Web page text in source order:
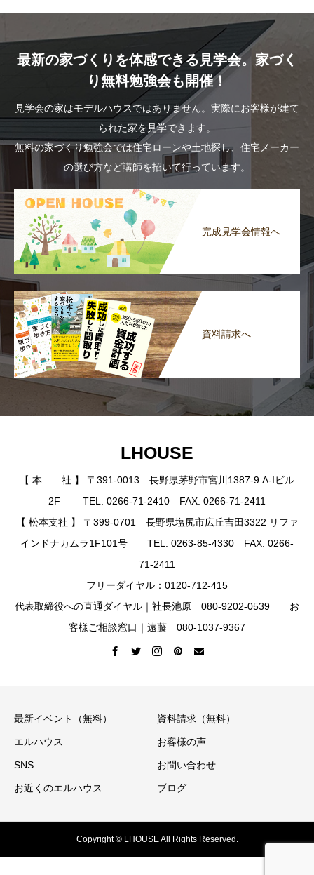
最新の家づくりを体感できる見学会。家づく
り無料勉強会も開催！
見学会の家はモデルハウスではありません。実際にお客様が建て
られた家を見学できます。
無料の家づくり勉強会では住宅ローンや土地探し、住宅メーカー
の選び方など講師を招いて行っています。
完成見学会情報へ
資料請求へ
LHOUSE
【 本 社 】 〒391-0013 長野県茅野市宮川1387-9 A-Iビル
2F TEL: 0266-71-2410 FAX: 0266-71-2411
【 松本支社 】 〒399-0701 長野県塩尻市広丘吉田3322 リファ
インドナカムラ1F101号 TEL: 0263-85-4330 FAX: 0266-
71-2411
フリーダイヤル：0120-712-415
代表取締役への直通ダイヤル｜社長池原 080-9202-0539 お
客様ご相談窓口｜遠藤 080-1037-9367
最新イベント（無料） 資料請求（無料）
エルハウス お客様の声
SNS お問い合わせ
お近くのエルハウス ブログ
Copyright © LHOUSE All Rights Reserved.